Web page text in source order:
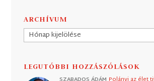
ARCHÍVUM
Archívum
LEGUTÓBBI HOZZÁSZÓLÁSOK